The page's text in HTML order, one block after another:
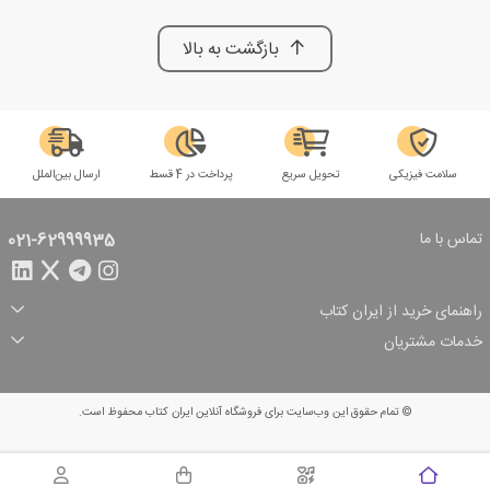
بازگشت به بالا
سلامت فیزیکی تحویل سریع پرداخت در 4 قسط ارسال بین‌الملل
تماس با ما 021-62999935
راهنمای خرید از ایران کتاب
ثبت سفارش
شرایط ارسال سفارش
شیوه پرداخت
تخفیف‌های خرید
خدمات مشتریان
© تمام حقوق این وب‌سایت برای فروشگاه آنلاین ایران کتاب محفوظ است.
سبد خرید